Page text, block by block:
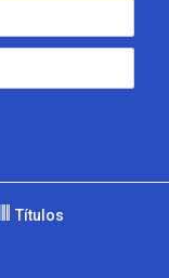
Títulos